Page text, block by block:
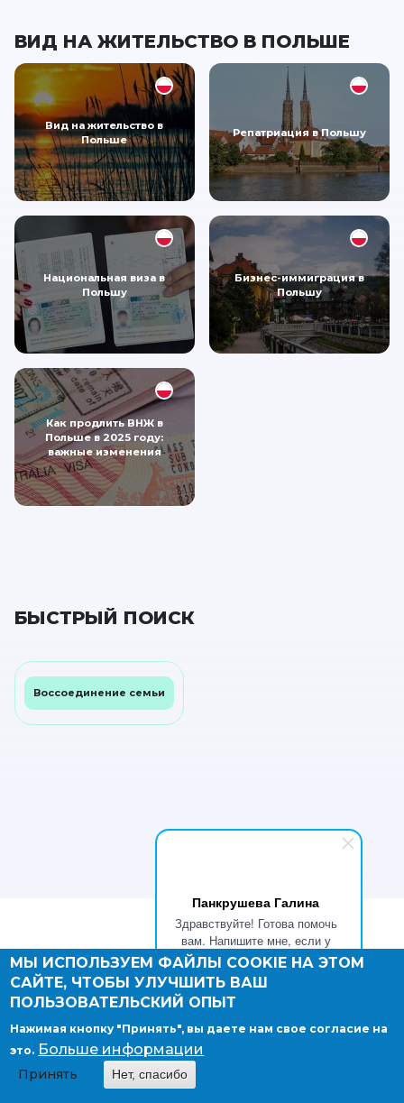
Панкрушева Галина
Здравствуйте! Готова помочь
вам. Напишите мне, если у
вас появятся вопросы.
ВИД НА ЖИТЕЛЬСТВО В ПОЛЬШЕ
Вид на жительство в
Польше
Репатриация в Польшу
Национальная виза в
Польшу
Бизнес-иммиграция в
Польшу
Как продлить ВНЖ в
Польше в 2025 году:
важные изменения
БЫСТРЫЙ ПОИСК
Воссоединение семьи
Страны
Австралия и Океания
Азия
Африка
Европа
Карибский бассейн
Латинская Америка
МЫ ИСПОЛЬЗУЕМ ФАЙЛЫ COOKIE НА ЭТОМ
САЙТЕ, ЧТОБЫ УЛУЧШИТЬ ВАШ
ПОЛЬЗОВАТЕЛЬСКИЙ ОПЫТ
Нажимая кнопку "Принять", вы даете нам свое согласие на
это. Больше информации
Принять Нет, спасибо